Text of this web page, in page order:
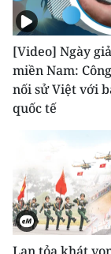
[Video] Ngày
miền Nam:
nối sử Việt với
quốc tế